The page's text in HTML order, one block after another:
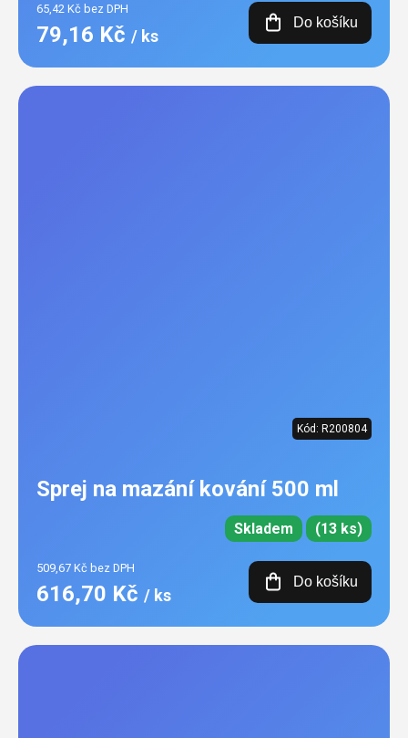
65,42 Kč bez DPH
79,16 Kč / ks
Do košíku
Kód: R200804
Sprej na mazání kování 500 ml
Skladem (13 ks)
509,67 Kč bez DPH
616,70 Kč / ks
Do košíku